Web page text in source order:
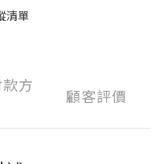
清單
方
顧客評價